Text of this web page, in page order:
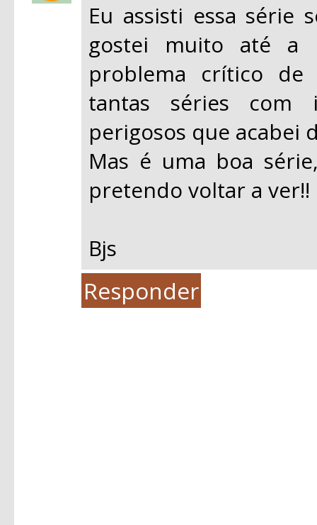
Eu assisti essa série
gostei muito até a
problema crítico
tantas séries com
perigosos que acabei
Mas é uma boa
pretendo voltar a ver!!
Bjs
Responder